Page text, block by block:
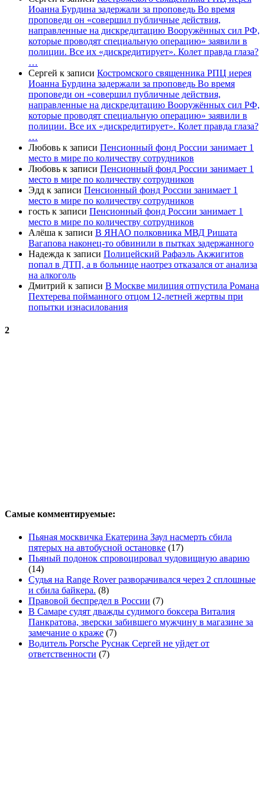
Иоанна Бурдина задержали за проповедь Во время
проповеди он «совершил публичные действия,
направленные на дискредитацию Вооружённых сил РФ,
которые проводят специальную операцию» заявили в
полиции. Все их «дискредитирует». Колет правда глаза?
…
Сергей к записи Костромского священника РПЦ иерея
Иоанна Бурдина задержали за проповедь Во время
проповеди он «совершил публичные действия,
направленные на дискредитацию Вооружённых сил РФ,
которые проводят специальную операцию» заявили в
полиции. Все их «дискредитирует». Колет правда глаза?
…
Любовь к записи Пенсионный фонд России занимает 1
место в мире по количеству сотрудников
Любовь к записи Пенсионный фонд России занимает 1
место в мире по количеству сотрудников
Эдд к записи Пенсионный фонд России занимает 1
место в мире по количеству сотрудников
гость к записи Пенсионный фонд России занимает 1
место в мире по количеству сотрудников
Алёша к записи В ЯНАО полковника МВД Ришата
Вагапова наконец-то обвинили в пытках задержанного
Надежда к записи Полицейский Рафаэль Акжигитов
попал в ДТП, а в больнице наотрез отказался от анализа
на алкоголь
Дмитрий к записи В Москве милиция отпустила Романа
Пехтерева пойманного отцом 12-летней жертвы при
попытки изнасилования
2
Самые комментируемые:
Пьяная москвичка Екатерина Заул насмерть сбила
пятерых на автобусной остановке (17)
Пьяный подонок спровоцировал чудовищную аварию
(14)
Судья на Range Rover разворачивался через 2 сплошные
и сбила байкера. (8)
Правовой беспредел в России (7)
В Самаре судят дважды судимого боксера Виталия
Панкратова, зверски забившего мужчину в магазине за
замечание о краже (7)
Водитель Porsche Руснак Сергей не уйдет от
ответственности (7)